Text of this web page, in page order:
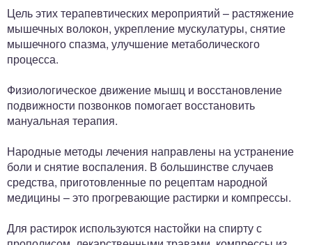
Цель этих терапевтических мероприятий – растяжение
мышечных волокон, укрепление мускулатуры, снятие
мышечного спазма, улучшение метаболического
процесса.
Физиологическое движение мышц и восстановление
подвижности позвонков помогает восстановить
мануальная терапия.
Народные методы лечения направлены на устранение
боли и снятие воспаления. В большинстве случаев
средства, приготовленные по рецептам народной
медицины – это прогревающие растирки и компрессы.
Для растирок используются настойки на спирту с